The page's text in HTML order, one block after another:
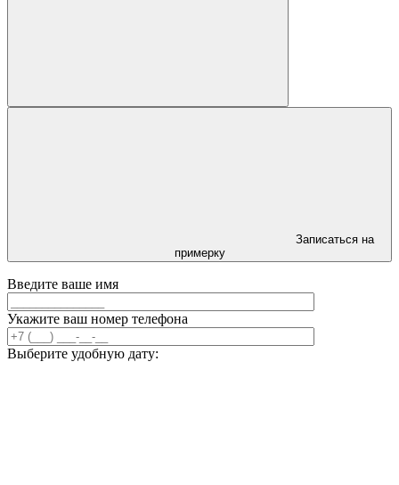
Записаться на
примерку
Введите ваше имя
Укажите ваш номер телефона
Выберите удобную дату: